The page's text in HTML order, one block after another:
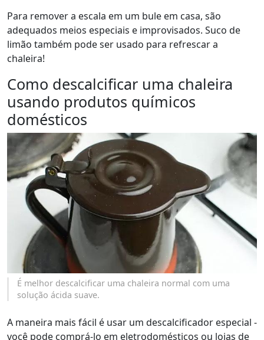
Para remover a escala em um bule em casa, são
adequados meios especiais e improvisados. Suco de
limão também pode ser usado para refrescar a
chaleira!
Como descalcificar uma chaleira
usando produtos químicos
domésticos
É melhor descalcificar uma chaleira normal com uma
solução ácida suave.
A maneira mais fácil é usar um descalcificador especial -
você pode comprá-lo em eletrodomésticos ou lojas de